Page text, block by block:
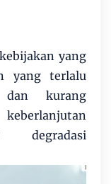
yang
yang terlalu
kurang
degradasi